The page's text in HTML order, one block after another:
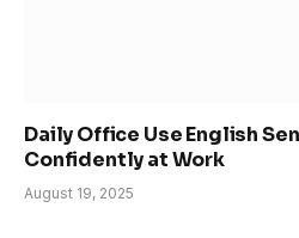
Daily Office Use English
Confidently at Work
August 19, 2025